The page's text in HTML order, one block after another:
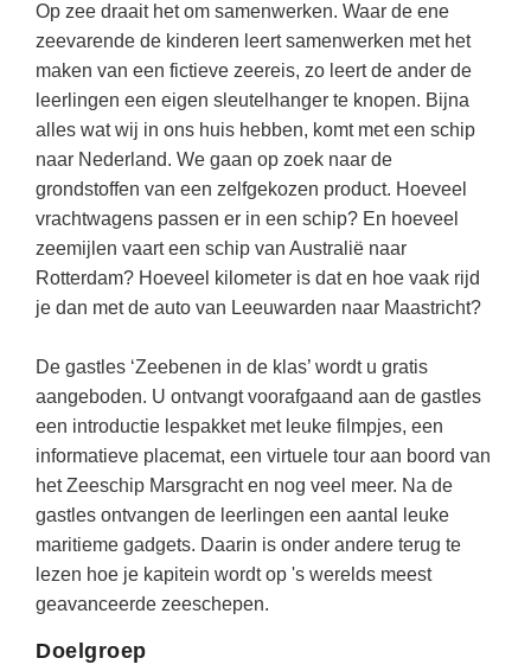
Almere(49)
(45)
Den Haag(40)
Dordrecht
Zoetermeer(18)
Eindhoven(17)
Haarlem(16)
Alkmaar(16)
Handelswetenschappen
Klassieke Talen
Letterkunde
Levensbeschouwing
Maatschappijleer
Muziek
Natuurkunde
Nederlands
Rekenen / Wiskunde
Scheikunde
Sociale vaardigheden
Studievaardigheden
Techniek
Topografie
sociale vaardigheden
Lesmateriaal gebaseerd op
(hersen)onderzoek
Meesterbaan onderwijsvacatures
LEERMETHODEN
Biologie
Examentraining
Geschiedenis
Nederlands
Rekenen
Sociale vaardigheden
Studievaardigheden
Op zee draait het om samenwerken. Waar de ene
zeevarende de kinderen leert samenwerken met het
maken van een fictieve zeereis, zo leert de ander de
leerlingen een eigen sleutelhanger te knopen. Bijna
alles wat wij in ons huis hebben, komt met een schip
naar Nederland. We gaan op zoek naar de
grondstoffen van een zelfgekozen product. Hoeveel
vrachtwagens passen er in een schip? En hoeveel
zeemijlen vaart een schip van Australië naar
Rotterdam? Hoeveel kilometer is dat en hoe vaak rijd
je dan met de auto van Leeuwarden naar Maastricht?
De gastles ‘Zeebenen in de klas’ wordt u gratis
aangeboden. U ontvangt voorafgaand aan de gastles
een introductie lespakket met leuke filmpjes, een
informatieve placemat, een virtuele tour aan boord van
het Zeeschip Marsgracht en nog veel meer. Na de
gastles ontvangen de leerlingen een aantal leuke
maritieme gadgets. Daarin is onder andere terug te
lezen hoe je kapitein wordt op 's werelds meest
geavanceerde zeeschepen.
Doelgroep